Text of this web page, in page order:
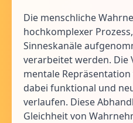
Die menschliche
hochkomplexer
Sinneskanäle
verarbeitet werden. Die
mentale Repräsentation
dabei funktional und
verlaufen. Diese
Gleichheit von